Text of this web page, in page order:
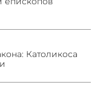
Католикоса